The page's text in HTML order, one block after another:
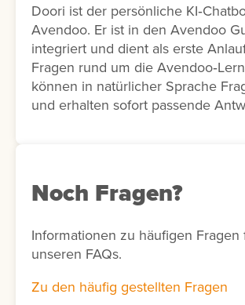
Doori ist der persönliche
Avendoo. Er ist in den Avendoo
integriert und dient als erste
Fragen rund um die
können in natürlicher Sprache
und erhalten sofort passende
Noch Fragen?
Informationen zu häufigen Fragen
unseren FAQs.
Zu den häufig gestellten Fragen